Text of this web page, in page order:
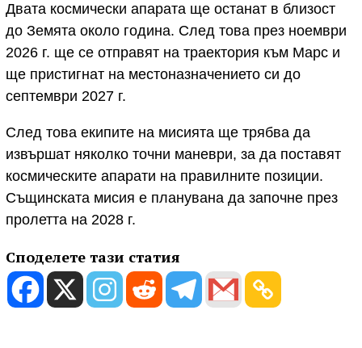
Двата космически апарата ще останат в близост
до Земята около година. След това през ноември
2026 г. ще се отправят на траектория към Марс и
ще пристигнат на местоназначението си до
септември 2027 г.
След това екипите на мисията ще трябва да
извършат няколко точни маневри, за да поставят
космическите апарати на правилните позиции.
Същинската мисия е планувана да започне през
пролетта на 2028 г.
Споделете тази статия